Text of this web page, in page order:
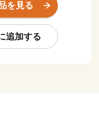
を見る
追加する